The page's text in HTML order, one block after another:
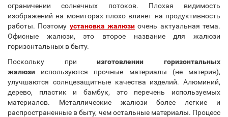
ограничении солнечных потоков. Плохая видимость
изображений на мониторах плохо влияет на продуктивность
работы. Поэтому установка жалюзи очень актуальная тема.
Офисные жалюзи, это второе название для жалюзи
горизонтальных в быту.
Поскольку приизготовлении горизонтальных
жалюзи используются прочные материалы (не материя),
улучшаются солнцезащитные качества изделий. Алюминий,
дерево, пластик и бамбук, это перечень используемых
материалов. Металлические жалюзи более легкие и
распространенные в быту, чем остальные материалы. Процесс